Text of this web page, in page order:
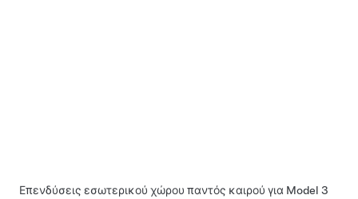
Επενδύσεις εσωτερικού χώρου παντός καιρού για Model 3